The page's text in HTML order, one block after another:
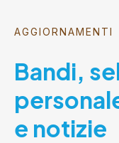
AGGIORNAMENTI
Bandi,
e notizie